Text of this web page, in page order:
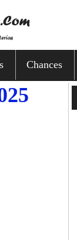
Chances